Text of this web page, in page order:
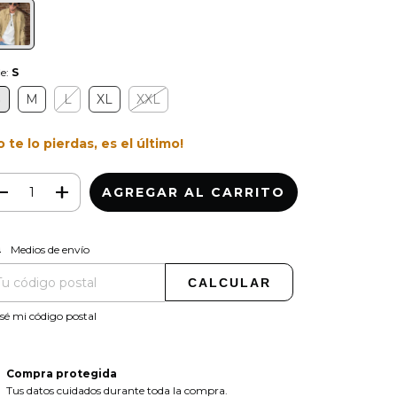
S
M L XL XXL
te lo pierdas, es el último!
para el CP:
Medios de envío
CALCULAR
mi código postal
Compra protegida
Tus datos cuidados durante toda la compra.